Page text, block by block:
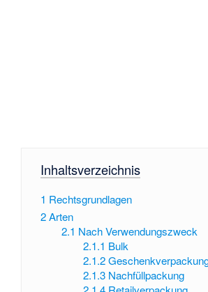
Inhaltsverzeichnis
1 Rechtsgrundlagen
2Arten
2.1 Nach Verwendungszweck
2.1.1 Bulk
2.1.2
2.1.3 Nachfüllpackung